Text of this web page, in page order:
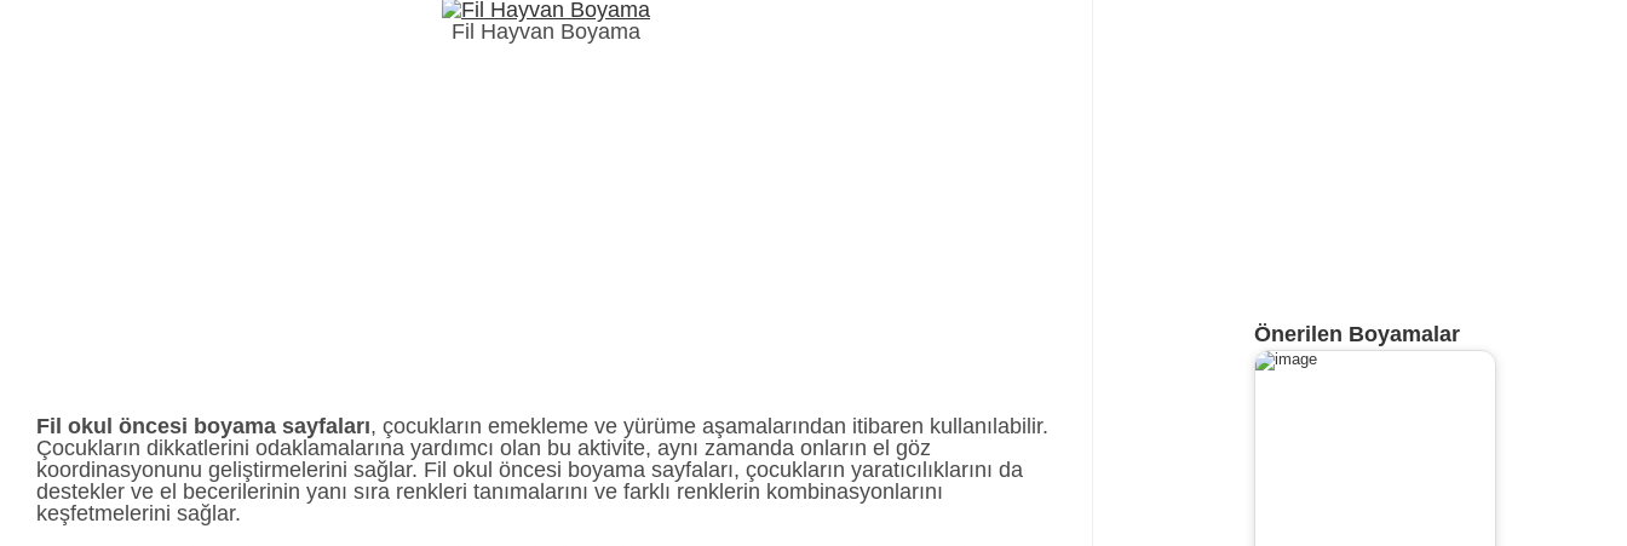
Fil Hayvan Boyama
Fil okul öncesi boyama sayfaları, çocukların emekleme ve yürüme aşamalarından itibaren kullanılabilir.
Çocukların dikkatlerini odaklamalarına yardımcı olan bu aktivite, aynı zamanda onların el göz
koordinasyonunu geliştirmelerini sağlar. Fil okul öncesi boyama sayfaları, çocukların yaratıcılıklarını da
destekler ve el becerilerinin yanı sıra renkleri tanımalarını ve farklı renklerin kombinasyonlarını
keşfetmelerini sağlar.
Önerilen Boyamalar